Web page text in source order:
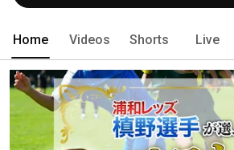
Home Videos Shorts Live